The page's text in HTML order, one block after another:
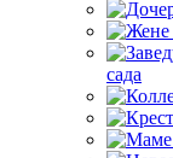
сада